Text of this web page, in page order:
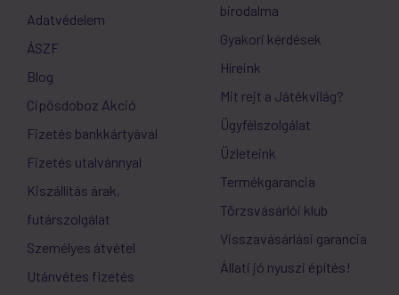
Adatvédelem
ÁSZF
Blog
Cipősdoboz Akció
Fizetés bankkártyával
Fizetés utalvánnyal
Kiszállítás árak,
futárszolgálat
Személyes átvétel
Utánvétes fizetés
birodalma
Gyakori kérdések
Híreink
Mit rejt a Játékvilág?
Ügyfélszolgálat
Üzleteink
Termékgarancia
Törzsvásárlói klub
Visszavásárlási garancia
Állati jó nyuszi építés!